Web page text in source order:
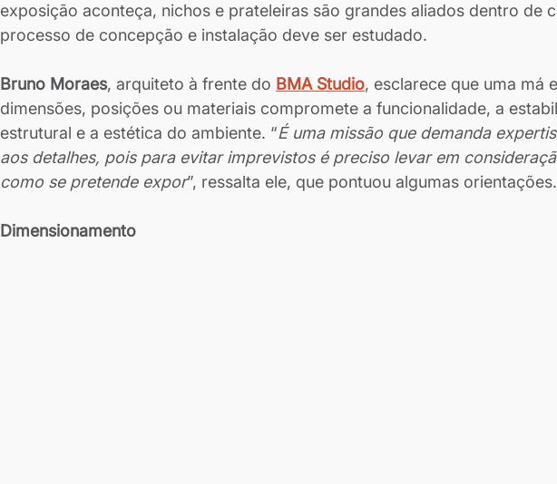
exposição aconteça, nichos e prateleiras são grandes aliados dentro de
processo de concepção e instalação deve ser estudado.
Bruno Moraes, arquiteto à frente do BMA Studio, esclarece que uma má
dimensões, posições ou materiais compromete a funcionalidade, a
estrutural e a estética do ambiente. “É uma missão que demanda
aos detalhes, pois para evitar imprevistos é preciso levar em
como se pretende expor”, ressalta ele, que pontuou algumas orientações.
Dimensionamento